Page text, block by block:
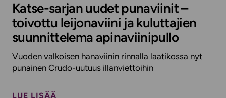
Katse-sarjan uudet punaviinit –
toivottu leijonaviini ja kuluttajien
suunnittelema apinaviinipullo
Vuoden valkoisen hanaviinin rinnalla laatikossa nyt
punainen Crudo-uutuus illanviettoihin
LUE LISÄÄ